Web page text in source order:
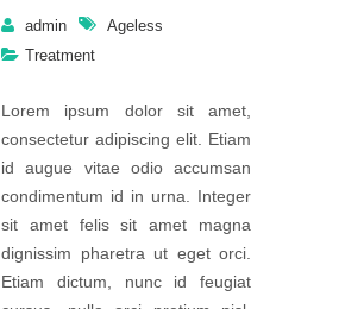
admin
Ageless
Treatment
Lorem ipsum dolor sit amet,
consectetur adipiscing elit. Etiam
id augue vitae odio accumsan
condimentum id in urna. Integer
sit amet felis sit amet magna
dignissim pharetra ut eget orci.
Etiam dictum, nunc id feugiat